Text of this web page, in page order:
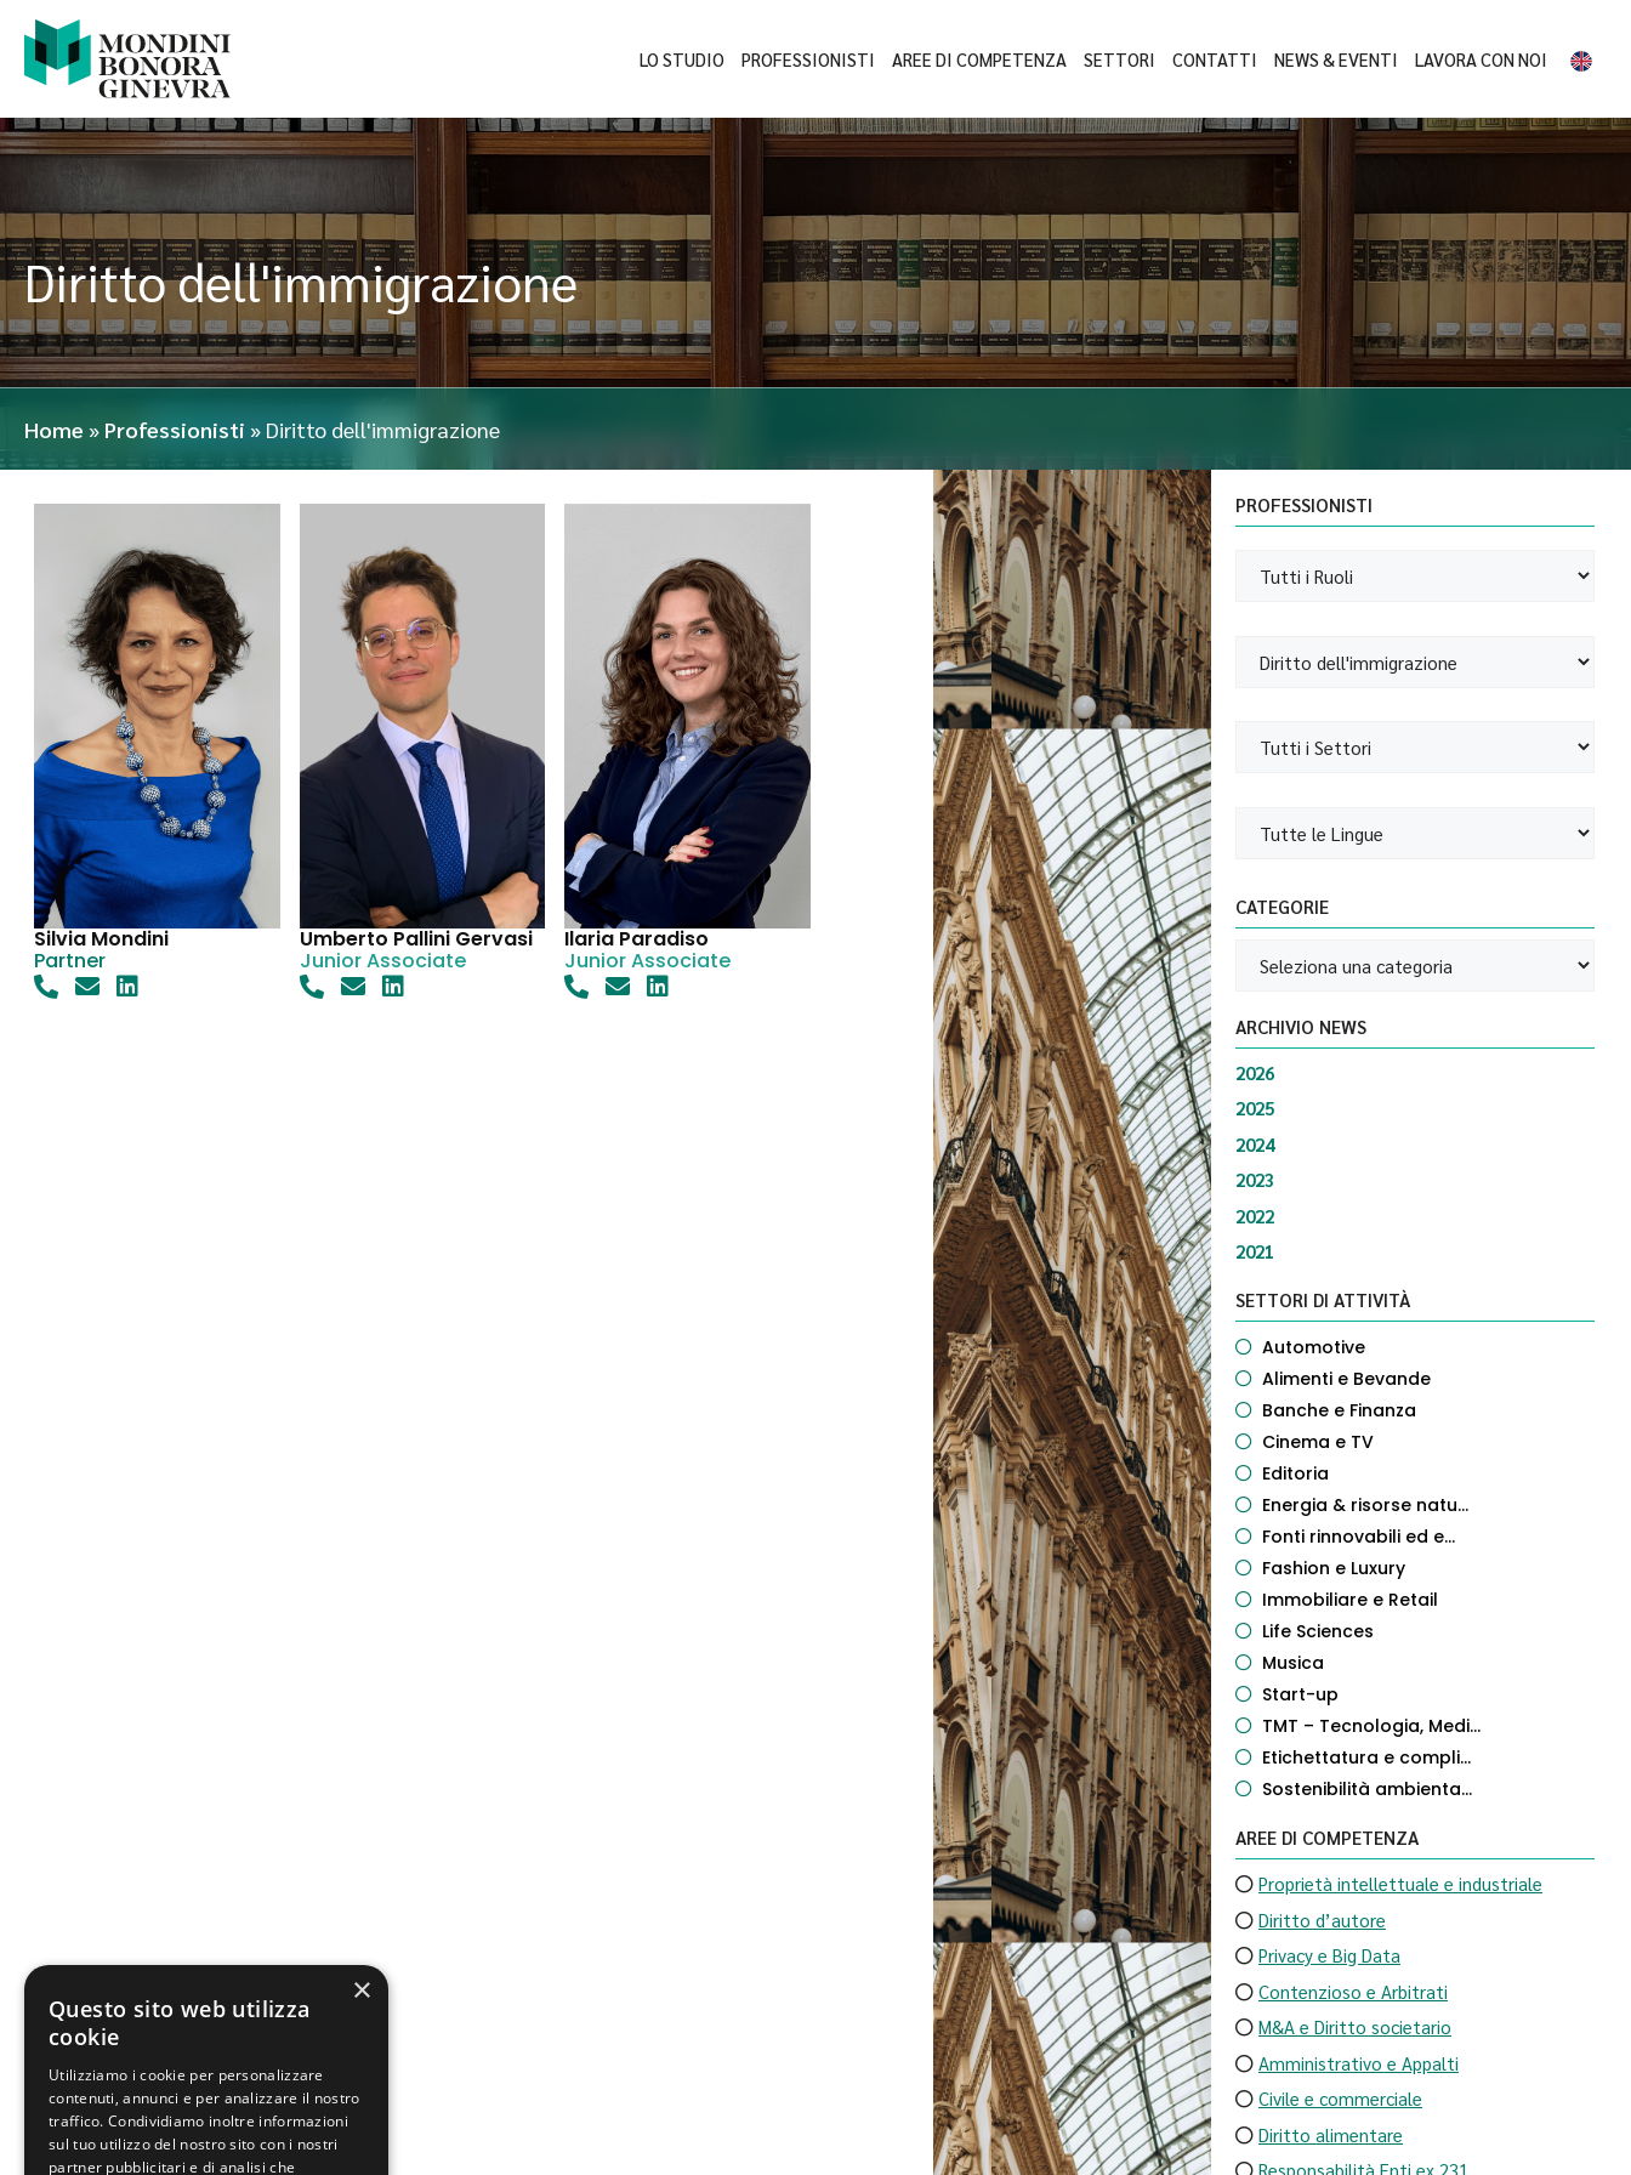
LO STUDIO PROFESSIONISTI AREE DI COMPETENZA SETTORI CONTATTI NEWS & EVENTI LAVORA CON NOI
Diritto dell'immigrazione
Home » Professionisti » Diritto dell'immigrazione
Silvia Mondini
Partner
Umberto Pallini Gervasi
Junior Associate
Ilaria Paradiso
Junior Associate
PROFESSIONISTI
CATEGORIE
ARCHIVIO NEWS
2026
2025
2024
2023
2022
2021
SETTORI DI ATTIVITÀ
Automotive
Alimenti e Bevande
Banche e Finanza
Cinema e TV
Editoria
Energia & risorse natu...
Fonti rinnovabili ed e...
Fashion e Luxury
Immobiliare e Retail
Life Sciences
Musica
Start-up
TMT – Tecnologia, Medi...
Etichettatura e compli...
Sostenibilità ambienta...
AREE DI COMPETENZA
Proprietà intellettuale e industriale
Diritto d’autore
Privacy e Big Data
Contenzioso e Arbitrati
M&A e Diritto societario
Amministrativo e Appalti
Civile e commerciale
Diritto alimentare
Responsabilità Enti ex 231
×
Questo sito web utilizza
cookie
Utilizziamo i cookie per personalizzare
contenuti, annunci e per analizzare il nostro
traffico. Condividiamo inoltre informazioni
sul tuo utilizzo del nostro sito con i nostri
partner pubblicitari e di analisi che